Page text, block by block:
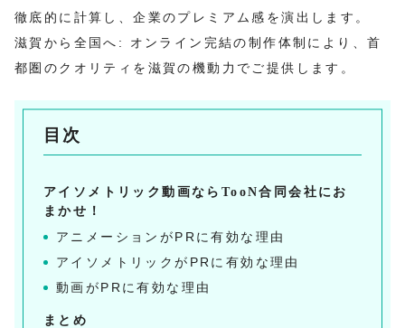
徹底的に計算し、企業のプレミアム感を演出します。
滋賀から全国へ: オンライン完結の制作体制により、首
都圏のクオリティを滋賀の機動力でご提供します。
目次
アイソメトリック動画ならTooN合同会社にお
まかせ！
アニメーションがPRに有効な理由
アイソメトリックがPRに有効な理由
動画がPRに有効な理由
まとめ